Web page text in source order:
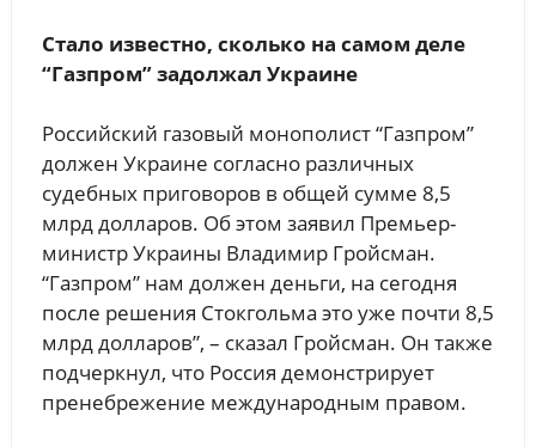
Стало известно, сколько на самом деле
“Газпром” задолжал Украине
Российский газовый монополист “Газпром”
должен Украине согласно различных
судебных приговоров в общей сумме 8,5
млрд долларов. Об этом заявил Премьер-
министр Украины Владимир Гройсман.
“Газпром” нам должен деньги, на сегодня
после решения Стокгольма это уже почти 8,5
млрд долларов”, – сказал Гройсман. Он также
подчеркнул, что Россия демонстрирует
пренебрежение международным правом.